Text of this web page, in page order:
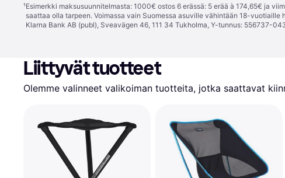
¹Esimerkki maksusuunnitelmasta: 1000€ ostos 6 erässä: 5 erää à 174,65€ ja
saattaa olla tarpeen. Voimassa vain Suomessa asuville vähintään 18-
Klarna Bank AB (publ), Sveavägen 46, 111 34 Tukholma, Y-tunnus: 556737-
Liittyvät tuotteet
Olemme valinneet valikoiman tuotteita, jotka saattavat